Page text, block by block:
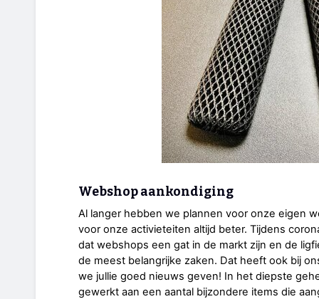
Webshop aankondiging
Al langer hebben we plannen voor onze eigen
voor onze activieteiten altijd beter. Tijdens
dat webshops een gat in de markt zijn en de
de meest belangrijke zaken. Dat heeft ook bij
we jullie goed nieuws geven! In het diepste
gewerkt aan een aantal bijzondere items die